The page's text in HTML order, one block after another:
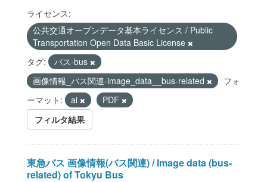
ライセンス:
公共交通オープンデータ基本ライセンス / Public
Transportation Open Data Basic License
タグ:
バス-bus
画像情報_バス関連-image_data__bus-related
フォ
ーマット:
ai
PDF
フィルタ結果
東急バス 画像情報(バス関連) / Image data (bus-
related) of Tokyu Bus